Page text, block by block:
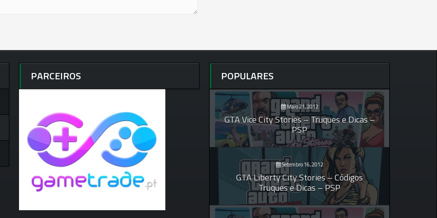
PARCEIROS POPULARES
Maio 21, 2012
GTA Vice City Stories – Truques e Dicas –
PSP
Setembro 16, 2012
GTA Liberty City Stories – Códigos
Truques e Dicas – PSP